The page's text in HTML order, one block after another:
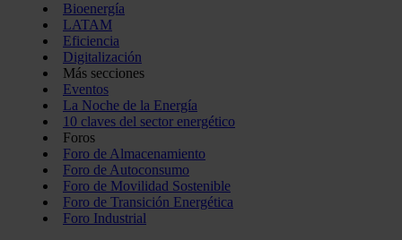
Bioenergía
LATAM
Eficiencia
Digitalización
Más secciones
Eventos
La Noche de la Energía
10 claves del sector energético
Foros
Foro de Almacenamiento
Foro de Autoconsumo
Foro de Movilidad Sostenible
Foro de Transición Energética
Foro Industrial